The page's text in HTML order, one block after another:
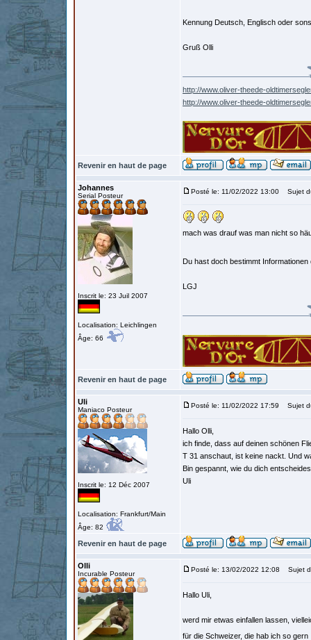
Kennung Deutsch, Englisch oder
Gruß Olli
http://www.oliver-theede-
http://www.oliver-theede-
Revenir en haut de page
Johannes
Serial Posteur
Inscrit le: 23 Juil 2007
Localisation: Leichlingen
Âge: 66
Posté le: 11/02/2022 13:00 Sujet
mach was drauf was man nicht so
Du hast doch bestimmt
LGJ
Revenir en haut de page
Uli
Maniaco Posteur
Inscrit le: 12 Déc 2007
Localisation: Frankfurt/Main
Âge: 82
Posté le: 11/02/2022 17:59 Sujet
Hallo Olli,
ich finde, dass auf deinen schönen
T 31 anschaut, ist keine nackt. Und
Bin gespannt, wie du dich
Uli
Revenir en haut de page
Olli
Incurable Posteur
Posté le: 13/02/2022 12:08 Sujet
Hallo Uli,
werd mir etwas einfallen lassen,
für die Schweizer, die hab ich so gern